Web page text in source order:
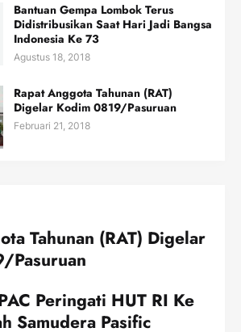
Bantuan Gempa Lombok Terus
Didistribusikan Saat Hari Jadi Bangsa
Indonesia Ke 73
Agustus 18, 2018
Rapat Anggota Tahunan (RAT)
Digelar Kodim 0819/Pasuruan
Februari 21, 2018
Tahunan (RAT) Digelar
Pasuruan
Peringati HUT RI Ke
Samudera Pasific